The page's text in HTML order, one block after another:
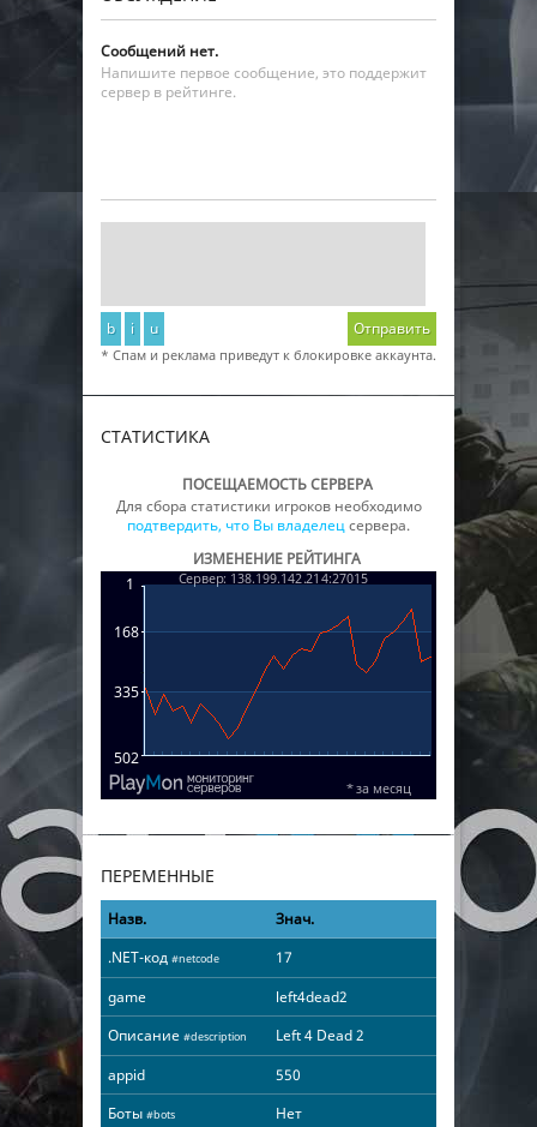
Сообщений нет.
Напишите первое сообщение, это поддержит
сервер в рейтинге.
b i u Отправить
* Спам и реклама приведут к блокировке аккаунта.
СТАТИСТИКА
ПОСЕЩАЕМОСТЬ СЕРВЕРА
Для сбора статистики игроков необходимо
подтвердить, что Вы владелецсервера.
ИЗМЕНЕНИЕ РЕЙТИНГА
ПЕРЕМЕННЫЕ
Назв.
Знач.
.NET-код #netcode
17
game
left4dead2
Описание #description
Left 4 Dead 2
appid
550
Боты #bots
Нет